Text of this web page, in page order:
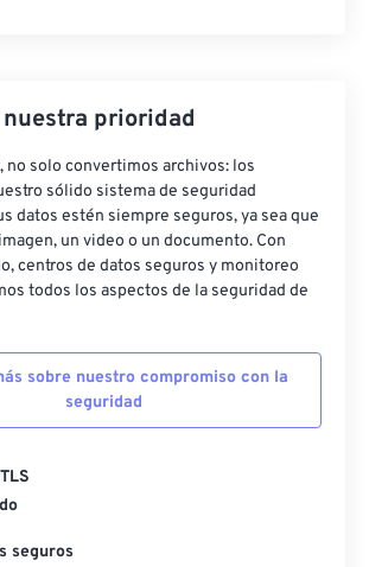
prioridad
no solo convertimos archivos: los
sólido sistema de seguridad
datos estén siempre seguros, ya sea que
un video o un documento. Con
centros de datos seguros y monitoreo
todos los aspectos de la seguridad de
sobre nuestro compromiso con la
seguridad
seguros